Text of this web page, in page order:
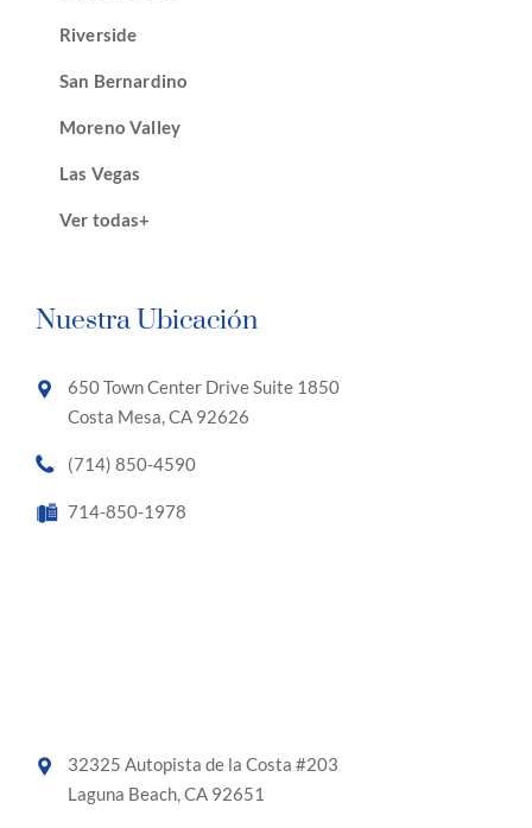
Riverside
San Bernardino
Moreno Valley
Las Vegas
Ver todas+
Nuestra Ubicación
650 Town Center Drive Suite 1850
Costa Mesa, CA 92626
(714) 850-4590
714-850-1978
32325 Autopista de la Costa #203
Laguna Beach, CA 92651